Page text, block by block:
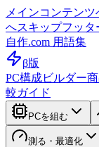
メインコンテン
へスキップフッタ
自作.com 用語集
β版
PC構成ビルダー
較ガイド
PCを組む
測る・最適化